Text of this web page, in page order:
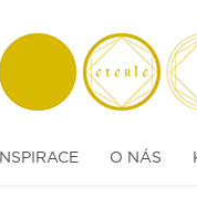
INSPIRACE O NÁS